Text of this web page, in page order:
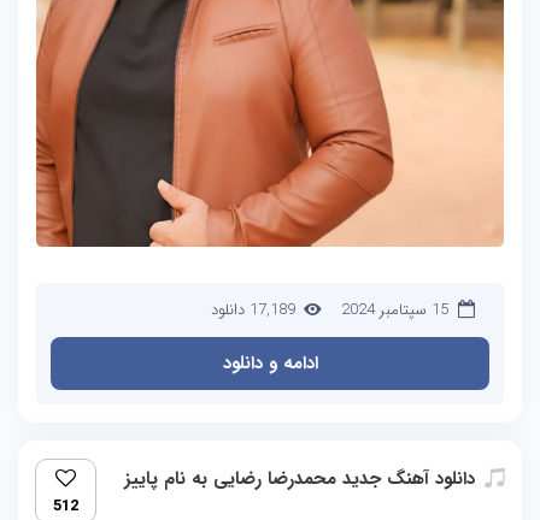
15 سپتامبر 2024 17,189 دانلود
ادامه و دانلود
دانلود آهنگ جدید محمدرضا رضایی به نام پاییز
512